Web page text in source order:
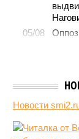
05/08
Новости